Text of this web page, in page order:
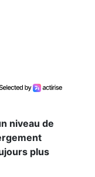
niveau de
plus